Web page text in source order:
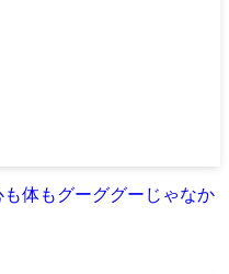
体もグーググーじゃなか